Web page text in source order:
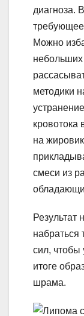
диагноза.
требующее
Можно
методики
кровотока
на
смеси из
Результат
набраться
сил, чтобы
итоге
шрама.